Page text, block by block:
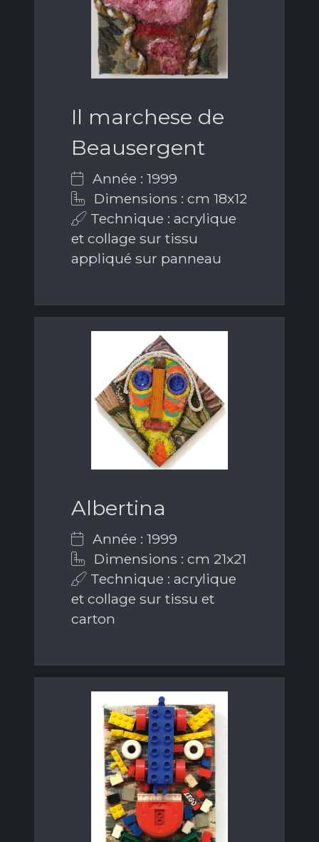
Il marchese de
Beausergent
Année : 1999
Dimensions : cm 18x12
Technique : acrylique
et collage sur tissu
appliqué sur panneau
Albertina
Année : 1999
Dimensions : cm 21x21
Technique : acrylique
et collage sur tissu et
carton